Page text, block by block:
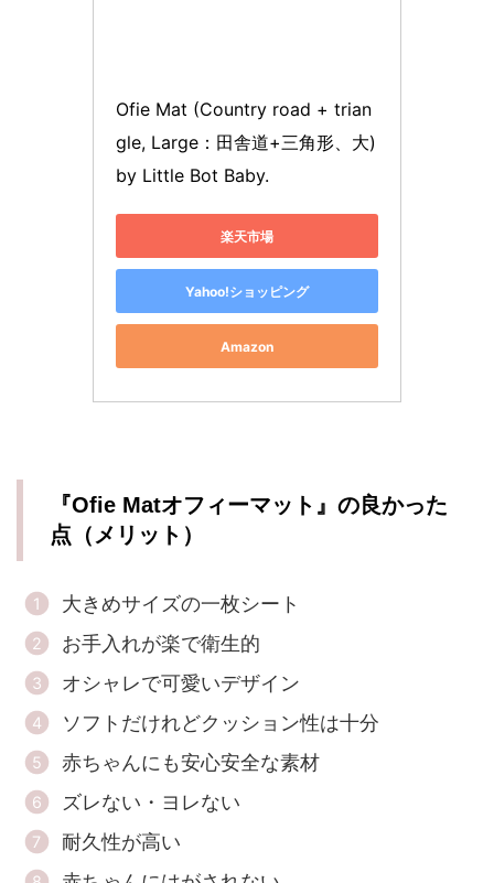
Ofie Mat (Country road + trian
gle, Large：田舎道+三角形、大)
by Little Bot Baby.
楽天市場
Yahoo!ショッピング
Amazon
『Ofie Matオフィーマット』の良かった
点（メリット）
大きめサイズの一枚シート
お手入れが楽で衛生的
オシャレで可愛いデザイン
ソフトだけれどクッション性は十分
赤ちゃんにも安心安全な素材
ズレない・ヨレない
耐久性が高い